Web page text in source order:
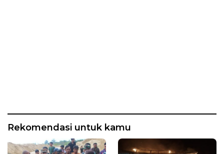
Rekomendasi untuk kamu